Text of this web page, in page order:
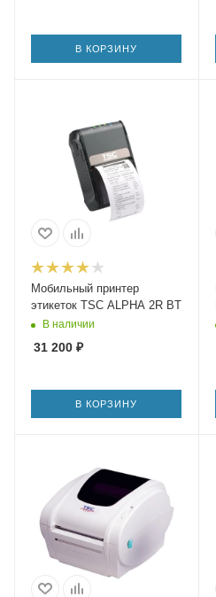
В КОРЗИНУ
Мобильный принтер
этикеток TSC ALPHA 2R BT
В наличии
31 200 ₽
В КОРЗИНУ